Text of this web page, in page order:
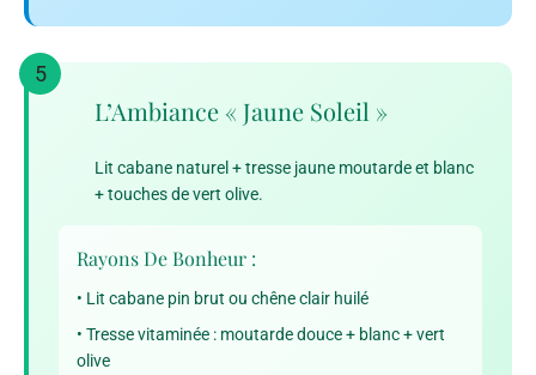
5
L’Ambiance « Jaune Soleil »
Lit cabane naturel + tresse jaune moutarde et blanc
+ touches de vert olive.
Rayons De Bonheur :
• Lit cabane pin brut ou chêne clair huilé
• Tresse vitaminée : moutarde douce + blanc + vert
olive